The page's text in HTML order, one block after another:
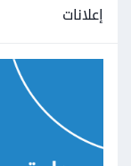
إعلانات